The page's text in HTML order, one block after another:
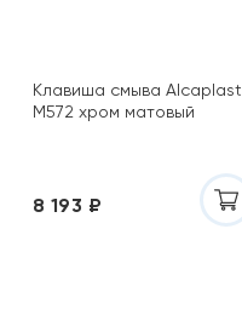
Клавиша смыва Alcaplast
M572 хром матовый
8 193 ₽